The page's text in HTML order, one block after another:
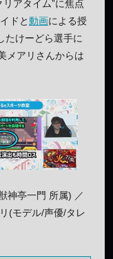
アタイム”に焦点
ドと動画による授
たけーどら選手に
メアリさんからは
神亭一門 所属) ／
(モデル/声優/タレ